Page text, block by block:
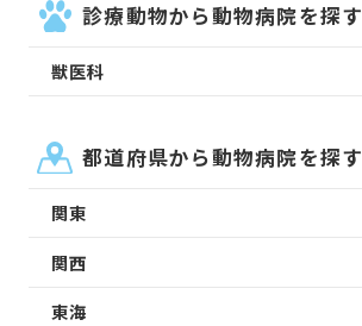
診療動物から動物病院を探す
獣医科
都道府県から動物病院を探す
関東
関西
東海